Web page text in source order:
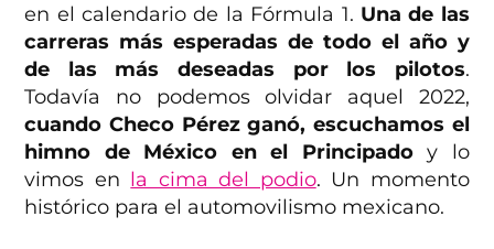
en el calendario de la Fórmula 1. Una de las
carreras más esperadas de todo el año y
de las más deseadas por los pilotos.
Todavía no podemos olvidar aquel 2022,
cuando Checo Pérez ganó, escuchamos el
himno de México en el Principadoy lo
vimos en la cima del podio. Un momento
histórico para el automovilismo mexicano.